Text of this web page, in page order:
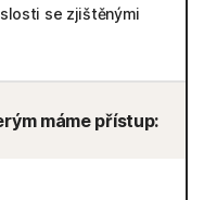
se zjištěnými
máme přístup: